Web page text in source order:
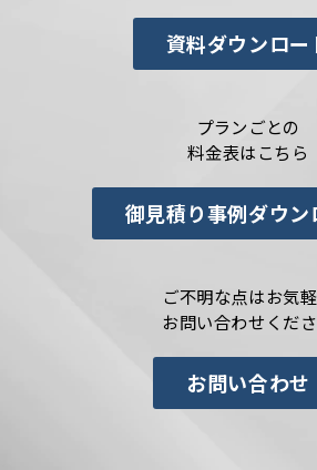
資料ダウンロー
プランごとの
料金表はこちら
御見積り事例ダウン
ご不明な点はお気
お問い合わせくだ
お問い合わせ